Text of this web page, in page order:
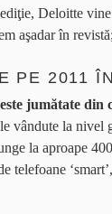
Deloitte
aşadar în revistă;
PE 2011
jumătate
vândute la
la aproape
telefoane